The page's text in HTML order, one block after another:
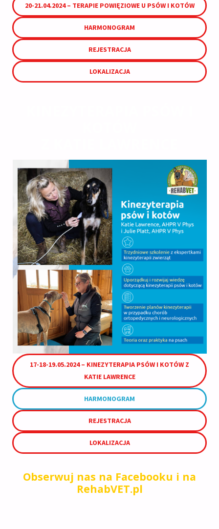
20-21.04.2024 – TERAPIE POWIĘZIOWE U PSÓW I KOTÓW
HARMONOGRAM
REJESTRACJA
LOKALIZACJA
17-18-19.05.2024 – KINEZYTERAPIA PSÓW I KOTÓW Z
KATIE LAWRENCE
HARMONOGRAM
REJESTRACJA
LOKALIZACJA
Obserwuj nas na Facebooku i na
RehabVET.pl